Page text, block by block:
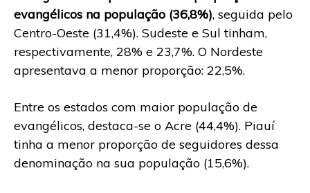
evangélicos na população (36,8%), seguida pelo
Centro-Oeste (31,4%). Sudeste e Sul tinham,
respectivamente, 28% e 23,7%. O Nordeste
apresentava a menor proporção: 22,5%.
Entre os estados com maior população de
evangélicos, destaca-se o Acre (44,4%). Piauí
tinha a menor proporção de seguidores dessa
denominação na sua população (15,6%).